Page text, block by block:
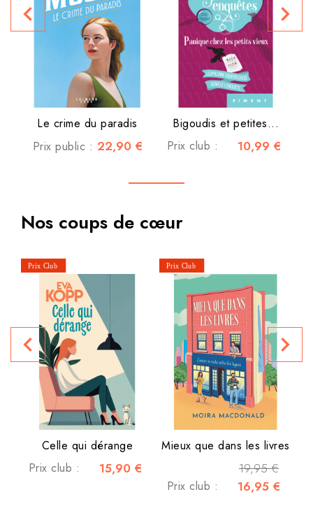
Le crime du paradis
Prix public : 22,90 €
Bigoudis et petites...
Prix club :
10,99 €
navigate_before navigate_next
Nos coups de cœur
Celle qui dérange
Prix club :
15,90 €
Mieux que dans les livres
19,95 €
Prix club : 16,95 €
navigate_before navigate_next